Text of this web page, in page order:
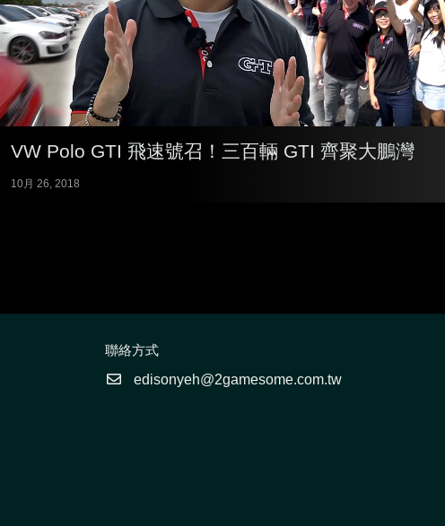
VW Polo GTI 飛速號召！三百輛 GTI 齊聚大鵬灣
10月 26, 2018
聯絡方式
edisonyeh@2gamesome.com.tw